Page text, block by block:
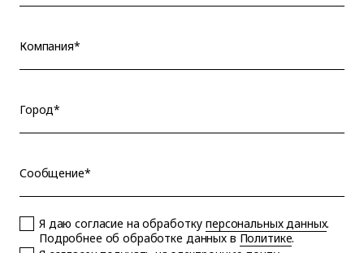
Компания*
Город*
Сообщение*
Я даю согласие на обработкуперсональных данных.
Подробнее об обработке данных в Политике.